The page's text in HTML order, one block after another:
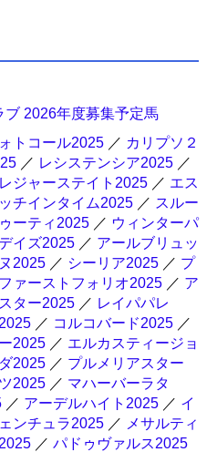
2026年度募集予定馬
トコール2025 ／ カリプソ２
／ レシステンシア2025 ／
レジャーステイト2025 ／ エス
チインタイム2025 ／ スルー
ーティ2025 ／ ウィンターパ
イズ2025 ／ アールブリュッ
2025 ／ シーリア2025 ／ プ
ファーストフォリオ2025 ／ ア
ター2025 ／ レイパパレ
／ コルコバード2025 ／
2025 ／ エルカスティージョ
2025 ／ プルメリアスター
2025 ／ マハーバーラタ
／ アーデルハイト2025 ／ イ
ンチュラ2025 ／ メサルティ
／ パドゥヴァルス2025